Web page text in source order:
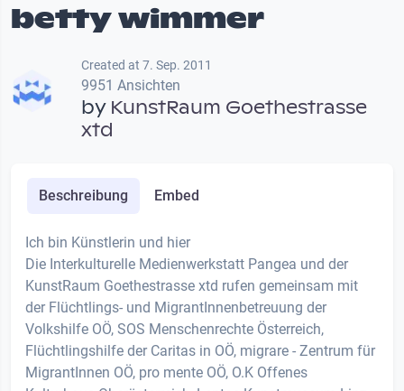
betty wimmer
Created at 7. Sep. 2011
9951 Ansichten
by KunstRaum Goethestrasse
xtd
Beschreibung Embed
Ich bin Künstlerin und hier
Die Interkulturelle Medienwerkstatt Pangea und der
KunstRaum Goethestrasse xtd rufen gemeinsam mit
der Flüchtlings- und MigrantInnenbetreuung der
Volkshilfe OÖ, SOS Menschenrechte Österreich,
Flüchtlingshilfe der Caritas in OÖ, migrare - Zentrum für
MigrantInnen OÖ, pro mente OÖ, O.K Offenes